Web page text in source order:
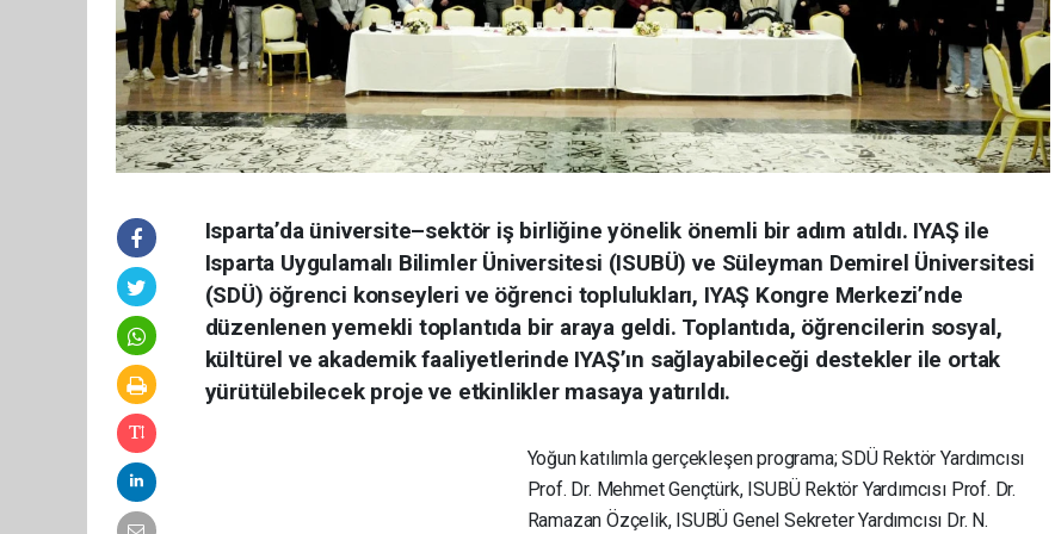
Isparta’da üniversite–sektör iş birliğine yönelik önemli bir adım atıldı. IYAŞ ile
Isparta Uygulamalı Bilimler Üniversitesi (ISUBÜ) ve Süleyman Demirel Üniversitesi
(SDÜ) öğrenci konseyleri ve öğrenci toplulukları, IYAŞ Kongre Merkezi’nde
düzenlenen yemekli toplantıda bir araya geldi. Toplantıda, öğrencilerin sosyal,
kültürel ve akademik faaliyetlerinde IYAŞ’ın sağlayabileceği destekler ile ortak
yürütülebilecek proje ve etkinlikler masaya yatırıldı.
Yoğun katılımla gerçekleşen programa; SDÜ Rektör Yardımcısı
Prof. Dr. Mehmet Gençtürk, ISUBÜ Rektör Yardımcısı Prof. Dr.
Ramazan Özçelik, ISUBÜ Genel Sekreter Yardımcısı Dr. N.